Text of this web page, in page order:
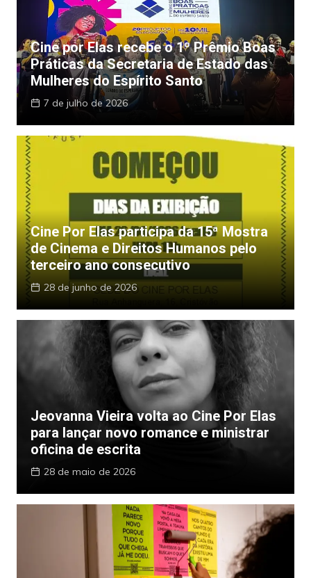
Cine por Elas recebe o 1º Prêmio Boas
Práticas da Secretaria de Estado das
Mulheres do Espírito Santo
7 de julho de 2026
Cine Por Elas participa da 15ª Mostra
de Cinema e Direitos Humanos pelo
terceiro ano consecutivo
28 de junho de 2026
Jeovanna Vieira volta ao Cine Por Elas
para lançar novo romance e ministrar
oficina de escrita
28 de maio de 2026